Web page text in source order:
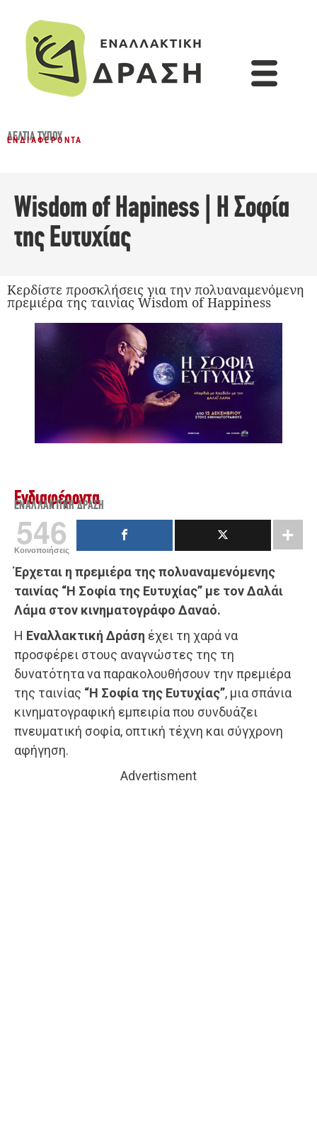
ΔΕΛΤΊΑ ΤΎΠΟΥ
ΕΝΔΙΑΦΈΡΟΝΤΑ
Wisdom of Hapiness | Η Σοφία
της Ευτυχίας
Κερδίστε προσκλήσεις για την πολυαναμενόμενη
πρεμιέρα της ταινίας Wisdom of Happiness
Ενδιαφέροντα
ΕΝΑΛΛΑΚΤΙΚΉ ΔΡΆΣΗ
546
Κοινοποιήσεις
Έρχεται η πρεμιέρα της πολυαναμενόμενης
ταινίας “Η Σοφία της Ευτυχίας” με τον Δαλάι
Λάμα στον κινηματογράφο Δαναό.
Η Εναλλακτική Δράση έχει τη χαρά να
προσφέρει στους αναγνώστες της τη
δυνατότητα να παρακολουθήσουν την πρεμιέρα
της ταινίας “Η Σοφία της Ευτυχίας”, μια σπάνια
κινηματογραφική εμπειρία που συνδυάζει
πνευματική σοφία, οπτική τέχνη και σύγχρονη
αφήγηση.
Advertisment